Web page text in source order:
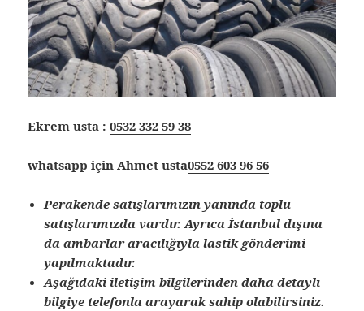
Ekrem usta :0532 332 59 38
whatsapp için Ahmet usta0552 603 96 56
Perakende satışlarımızın yanında toplu
satışlarımızda vardır. Ayrıca İstanbul dışına
da ambarlar aracılığıyla lastik gönderimi
yapılmaktadır.
Aşağıdaki iletişim bilgilerinden daha detaylı
bilgiye telefonla arayarak sahip olabilirsiniz.